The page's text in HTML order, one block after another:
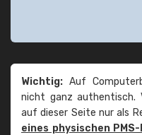
Wichtig: Auf
nicht ganz authentisch.
auf dieser Seite nur als
eines physischen